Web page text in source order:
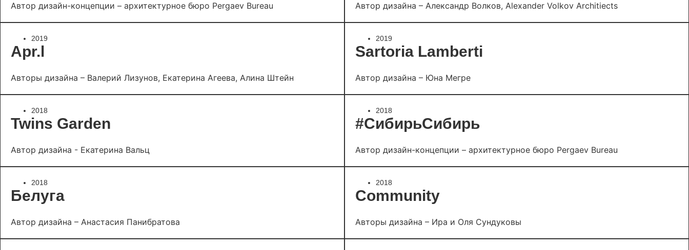
Автор дизайн-концепции – архитектурное бюро Pergaev Bureau Автор дизайна – Александр Волков, Alexander Volkov Architiects
2019
Apr.l
Авторы дизайна – Валерий Лизунов, Екатерина Агеева, Алина Штейн
2019
Sartoria Lamberti
Автор дизайна – Юна Мегре
2018
Twins Garden
Автор дизайна - Екатерина Вальц
2018
#СибирьСибирь
Автор дизайн-концепции – архитектурное бюро Pergaev Bureau
2018
Белуга
Автор дизайна – Анастасия Панибратова
2018
Community
Авторы дизайна – Ира и Оля Сундуковы